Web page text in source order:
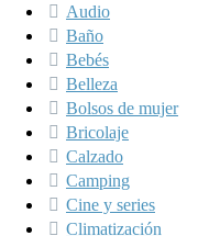
Audio
Baño
Bebés
Belleza
Bolsos de mujer
Bricolaje
Calzado
Camping
Cine y series
Climatización